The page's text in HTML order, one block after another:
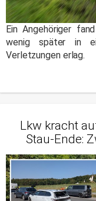
Ein Angehöriger
wenig später in
Verletzungen erlag.
Lkw kracht
Stau-Ende: